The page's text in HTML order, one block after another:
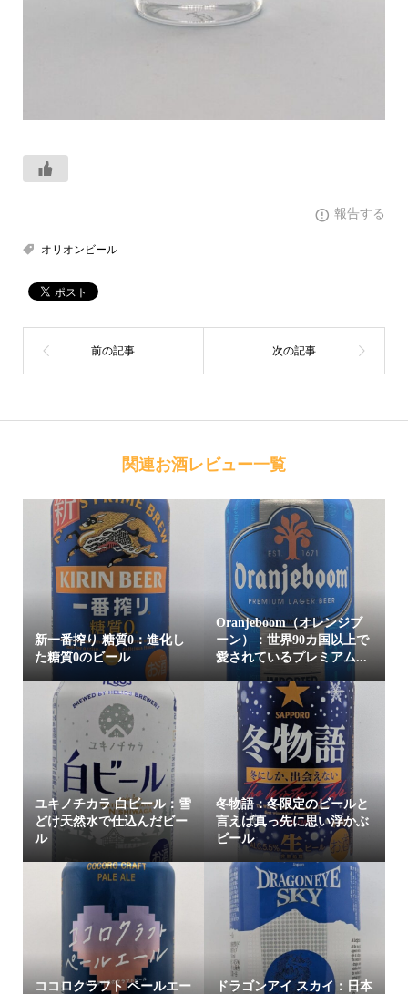
報告する
オリオンビール
関連お酒レビュー一覧
新一番搾り 糖質0：進化し
た糖質0のビール
Oranjeboom（オレンジブ
ーン）：世界90カ国以上で
愛されているプレミアム...
ユキノチカラ 白ビール：雪
どけ天然水で仕込んだビー
ル
冬物語：冬限定のビールと
言えば真っ先に思い浮かぶ
ビール
ココロクラフト ペールエー
ドラゴンアイ スカイ：日本